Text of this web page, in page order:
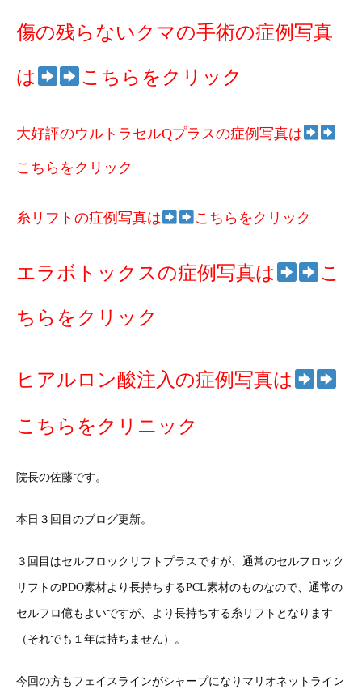
傷の残らないクマの手術の症例写真
は こちらをクリック
大好評のウルトラセルQプラスの症例写真は
こち らをクリック
糸リフトの症例写真は こちらをクリック
エラボトックスの症例写真は こ
ちらをクリック
ヒアルロン酸注入の症例写真は
こちらをクリニック
院長の佐藤です。
本日３回目のブログ更新。
３回目はセルフロックリフトプラスですが、通常のセルフロック
リフトのPDO素材より長持ちするPCL素材のものなので、通常の
セルフロ億もよいですが、より長持ちする糸リフトとなります
（それでも１年は持ちません）。
今回の方もフェイスラインがシャープになりマリオネットライン